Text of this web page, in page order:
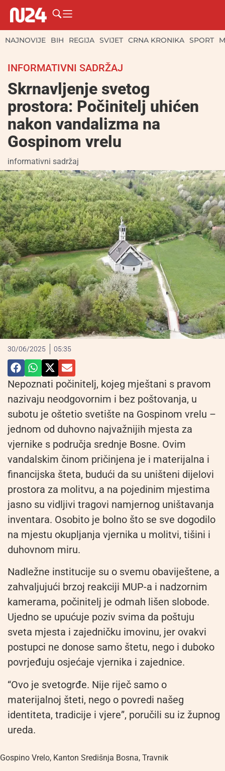
NAJNOVIJE BIH REGIJA SVIJET CRNA KRONIKA SPORT
INFORMATIVNI SADRŽAJ
Skrnavljenje svetog
prostora: Počinitelj uhićen
nakon vandalizma na
Gospinom vrelu
informativni sadržaj
30/06/2025 05:35
Nepoznati počinitelj, kojeg mještani s pravom
nazivaju neodgovornim i bez poštovanja, u
subotu je oštetio svetište na Gospinom vrelu –
jednom od duhovno najvažnijih mjesta za
vjernike s područja srednje Bosne. Ovim
vandalskim činom pričinjena je i materijalna i
financijska šteta, budući da su uništeni dijelovi
prostora za molitvu, a na pojedinim mjestima
jasno su vidljivi tragovi namjernog uništavanja
inventara. Osobito je bolno što se sve dogodilo
na mjestu okupljanja vjernika u molitvi, tišini i
duhovnom miru.
Nadležne institucije su o svemu obaviještene, a
zahvaljujući brzoj reakciji MUP-a i nadzornim
kamerama, počinitelj je odmah lišen slobode.
Ujedno se upućuje poziv svima da poštuju
sveta mjesta i zajedničku imovinu, jer ovakvi
postupci ne donose samo štetu, nego i duboko
povrjeđuju osjećaje vjernika i zajednice.
“Ovo je svetogrđe. Nije riječ samo o
materijalnoj šteti, nego o povredi našeg
identiteta, tradicije i vjere”, poručili su iz župnog
ureda.
Gospino Vrelo, Kanton Središnja Bosna, Travnik